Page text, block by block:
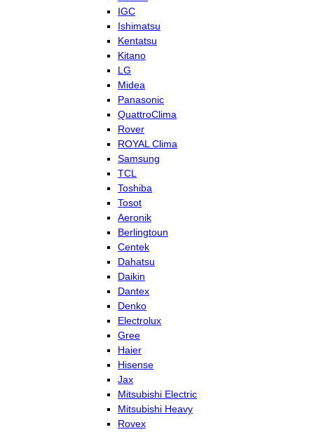
IGC
Ishimatsu
Kentatsu
Kitano
LG
Midea
Panasonic
QuattroClima
Rover
ROYAL Clima
Samsung
TCL
Toshiba
Tosot
Aeronik
Berlingtoun
Centek
Dahatsu
Daikin
Dantex
Denko
Electrolux
Gree
Haier
Hisense
Jax
Mitsubishi Electric
Mitsubishi Heavy
Rovex